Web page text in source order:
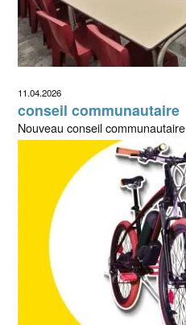
11.04.2026
conseil communautaire
Nouveau conseil communautaire